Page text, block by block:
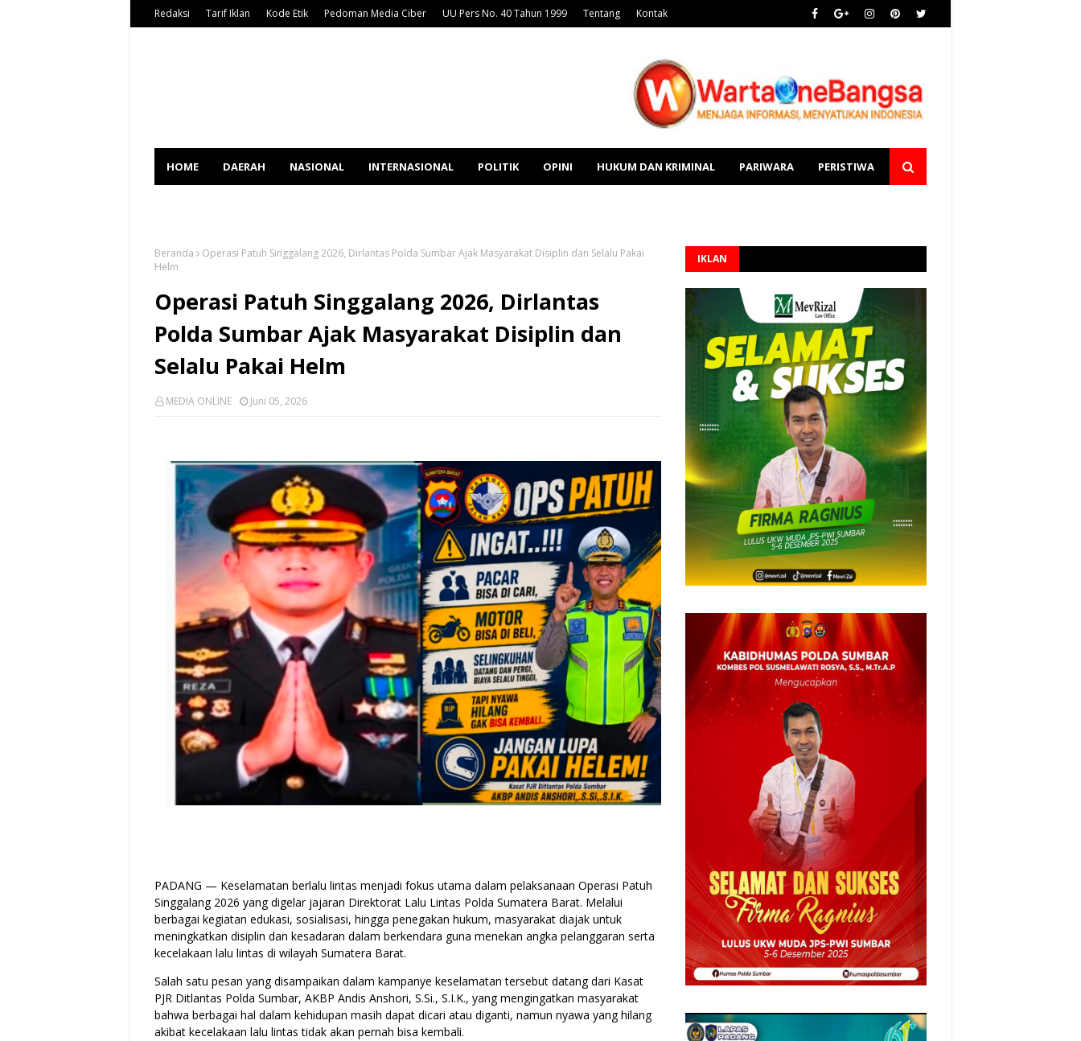
Redaksi Tarif Iklan Kode Etik Pedoman Media Ciber UU Pers No. 40 Tahun 1999 Tentang Kontak
HOME DAERAH NASIONAL INTERNASIONAL POLITIK OPINI HUKUM DAN KRIMINAL PARIWARA PERISTIWA
Beranda
Operasi Patuh Singgalang 2026, Dirlantas Polda Sumbar Ajak Masyarakat Disiplin dan Selalu Pakai
Helm
Operasi Patuh Singgalang 2026, Dirlantas
Polda Sumbar Ajak Masyarakat Disiplin dan
Selalu Pakai Helm
MEDIA ONLINE Juni 05, 2026
PADANG — Keselamatan berlalu lintas menjadi fokus utama dalam pelaksanaan Operasi Patuh
Singgalang 2026 yang digelar jajaran Direktorat Lalu Lintas Polda Sumatera Barat. Melalui
berbagai kegiatan edukasi, sosialisasi, hingga penegakan hukum, masyarakat diajak untuk
meningkatkan disiplin dan kesadaran dalam berkendara guna menekan angka pelanggaran serta
kecelakaan lalu lintas di wilayah Sumatera Barat.
Salah satu pesan yang disampaikan dalam kampanye keselamatan tersebut datang dari Kasat
PJR Ditlantas Polda Sumbar, AKBP Andis Anshori, S.Si., S.I.K., yang mengingatkan masyarakat
bahwa berbagai hal dalam kehidupan masih dapat dicari atau diganti, namun nyawa yang hilang
akibat kecelakaan lalu lintas tidak akan pernah bisa kembali.
IKLAN